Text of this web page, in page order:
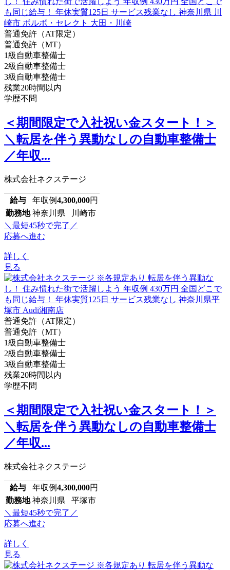
普通免許（AT限定）
普通免許（MT）
1級自動車整備士
2級自動車整備士
3級自動車整備士
残業20時間以内
学歴不問
＜期間限定で入社祝い金スタート！＞
＼転居を伴う異動なしの自動車整備士
／年収...
株式会社ネクステージ
給与 年収例4,300,000円
勤務地 神奈川県 川崎市
＼最短45秒で完了／
応募へ進む
詳しく
見る
普通免許（AT限定）
普通免許（MT）
1級自動車整備士
2級自動車整備士
3級自動車整備士
残業20時間以内
学歴不問
＜期間限定で入社祝い金スタート！＞
＼転居を伴う異動なしの自動車整備士
／年収...
株式会社ネクステージ
給与 年収例4,300,000円
勤務地 神奈川県 平塚市
＼最短45秒で完了／
応募へ進む
詳しく
見る